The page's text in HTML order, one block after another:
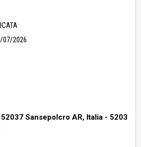
07/2026
Sansepolcro AR, Italia - 5203